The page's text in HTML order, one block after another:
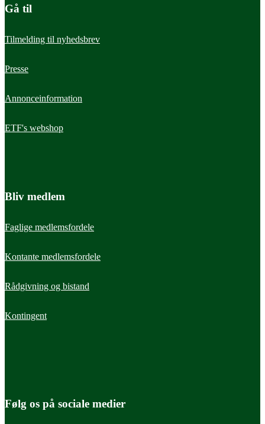
Gå til
Tilmelding til nyhedsbrev
Presse
Annonceinformation
ETF's webshop
Bliv medlem
Faglige medlemsfordele
Kontante medlemsfordele
Rådgivning og bistand
Kontingent
Følg os på sociale medier